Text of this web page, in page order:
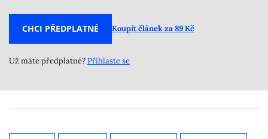
CHCI PŘEDPLATNÉ Koupit článek za 89 Kč
Už máte předplatné?Přihlaste se